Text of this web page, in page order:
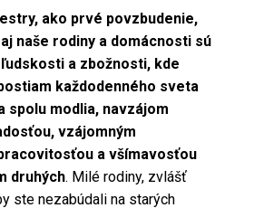
ako prvé povzbudenie,
naše rodiny a domácnosti sú
a zbožnosti, kde
každodenného sveta
spolu modlia, navzájom
vzájomným
a všímavosťou
druhých. Milé rodiny, zvlášť
ste nezabúdali na starých